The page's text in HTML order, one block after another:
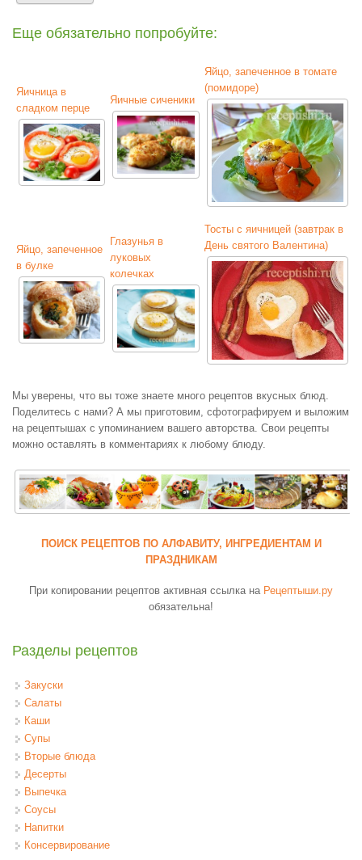
Еще обязательно попробуйте:
Яичница в
сладком перце
Яичные сиченики
Яйцо, запеченное в томате
(помидоре)
Яйцо, запеченное
в булке
Глазунья в
луковых
колечках
Тосты с яичницей (завтрак в
День святого Валентина)
Мы уверены, что вы тоже знаете много рецептов вкусных блюд.
Поделитесь с нами? А мы приготовим, сфотографируем и выложим
на рецептышах с упоминанием вашего авторства. Свои рецепты
можно оставлять в комментариях к любому блюду.
ПОИСК РЕЦЕПТОВ ПО АЛФАВИТУ, ИНГРЕДИЕНТАМ И
ПРАЗДНИКАМ
При копировании рецептов активная ссылка на Рецептыши.ру
обязательна!
Разделы рецептов
Закуски
Салаты
Каши
Супы
Вторые блюда
Десерты
Выпечка
Соусы
Напитки
Консервирование